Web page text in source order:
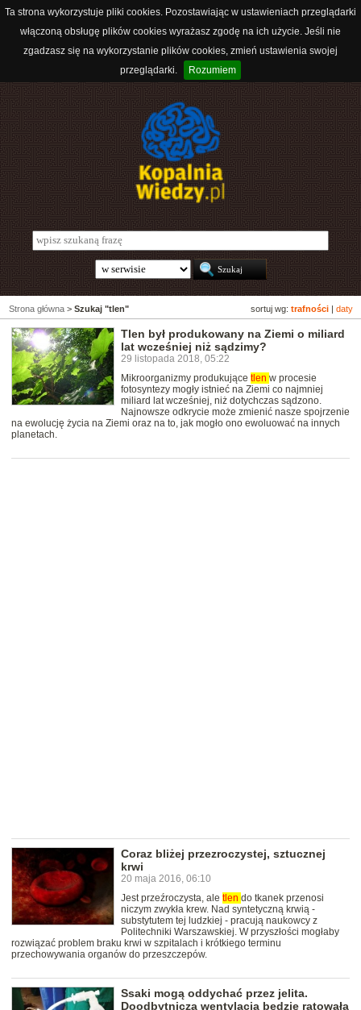
Ta strona wykorzystuje pliki cookies. Pozostawiając w ustawieniach przeglądarki
włączoną obsługę plików cookies wyrażasz zgodę na ich użycie. Jeśli nie
zgadzasz się na wykorzystanie plików cookies, zmień ustawienia swojej
przeglądarki.
Rozumiem
sortuj wg: trafności daty
Strona główna > Szukaj "tlen"
Tlen był produkowany na Ziemi o miliard
lat wcześniej niż sądzimy?
29 listopada 2018, 05:22
Mikroorganizmy produkujące tlen w procesie
fotosyntezy mogły istnieć na Ziemi co najmniej
miliard lat wcześniej, niż dotychczas sądzono.
Najnowsze odkrycie może zmienić nasze spojrzenie
na ewolucję życia na Ziemi oraz na to, jak mogło ono ewoluować na innych
planetach.
Coraz bliżej przezroczystej, sztucznej
krwi
20 maja 2016, 06:10
Jest przeźroczysta, ale tlen do tkanek przenosi
niczym zwykła krew. Nad syntetyczną krwią -
substytutem tej ludzkiej - pracują naukowcy z
Politechniki Warszawskiej. W przyszłości mogłaby
rozwiązać problem braku krwi w szpitalach i krótkiego terminu
przechowywania organów do przeszczepów.
Ssaki mogą oddychać przez jelita.
Doodbytnicza wentylacja będzie ratowała